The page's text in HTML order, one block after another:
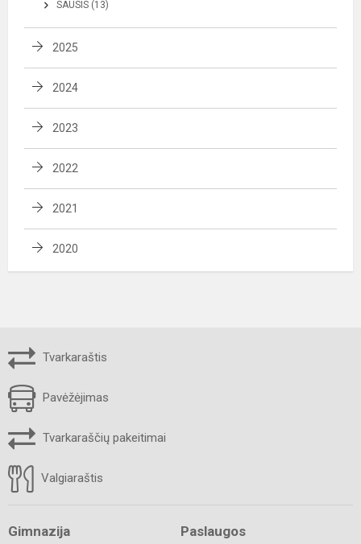
SAUSIS (13)
2025
2024
2023
2022
2021
2020
Tvarkaraštis
Pavėžėjimas
Tvarkaraščių pakeitimai
Valgiaraštis
Gimnazija Paslaugos